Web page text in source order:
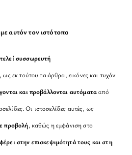
αυτόν τον ιστότοπο
συσσωρευτή
εκ τούτου τα άρθρα, εικόνες και τυχόν
και προβάλλονται αυτόματααπό
Οι ιστοσελίδες αυτές, ως
προβολή, καθώς η εμφάνιση στο
στην επισκεψιμότητά τους και στη